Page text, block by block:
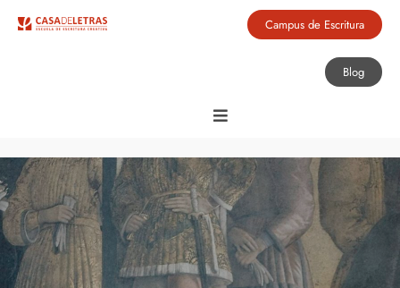
Campus de Escritura
Blog